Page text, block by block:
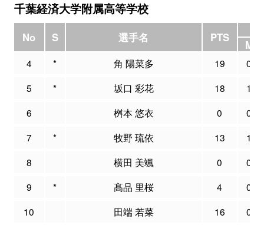
千葉経済大学附属高等学校
No S 選手名 PTS
M
4 * 角 陽菜多 19
0
5
* 坂口 彩花 18
1
6
桝本 悠衣 0
0
7
* 牧野 琉依 13
1
8
横田 美颯 0
0
9
* 髙品 里桜 4
0
10
田端 若菜 16 0